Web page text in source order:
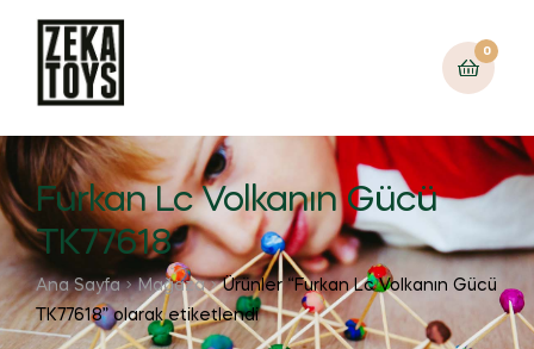
0
Furkan Lc Volkanın Gücü
TK77618
Ana Sayfa Mağaza
Ürünler “Furkan Lc Volkanın Gücü
TK77618” olarak etiketlendi